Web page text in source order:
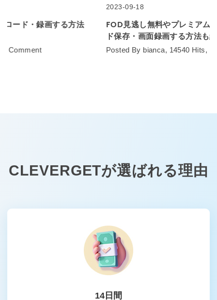
FOD見逃し無料やプレミアムの違いを解説！ダウンロー
ド保存・画面録画する方法も紹介！
Posted By bianca, 14540 Hits, 0 Comment
CLEVERGETが選ばれる理由
14日間